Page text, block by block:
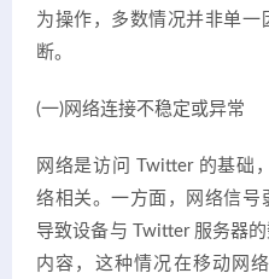
为操作，多数情况并非单一
断。
(一)网络连接不稳定或异常
网络是访问 Twitter 的基础
络相关。一方面，网络信号
导致设备与 Twitter 服务器
内容，这种情况在移动网